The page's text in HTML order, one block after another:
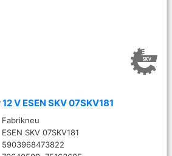
V ESEN SKV 07SKV181
Fabrikneu
ESEN SKV 07SKV181
5903968473822